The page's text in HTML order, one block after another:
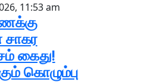
11:53 am
கைது!
கொழும்பு